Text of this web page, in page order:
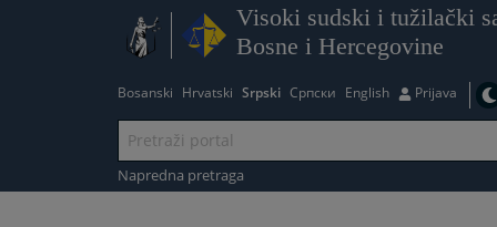
Visoki sudski i tužilački
Bosne i Hercegovine
Bosanski Hrvatski Srpski Српски English Prijava
Napredna pretraga